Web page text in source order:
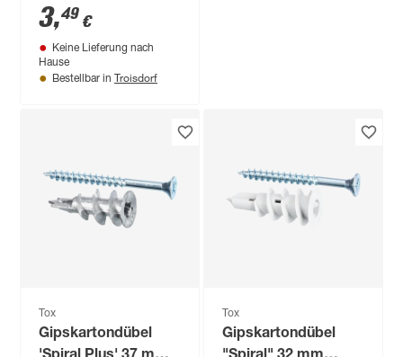
"Acrobat" M6 x 65
mm inklusive
Schrauben 2 Stück
3,49 €
Keine Lieferung nach
Hause
Bestellbar in Troisdorf
Tox
Gipskartondübel
Tox
Gipskartondübel